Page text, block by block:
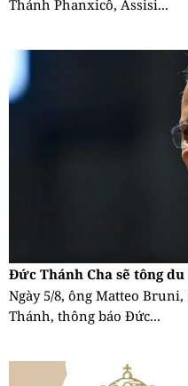
Thánh Phanxicô, Assisi...
Đức Thánh Cha sẽ tông
Ngày 5/8, ông Matteo
Thánh, thông báo Đức...